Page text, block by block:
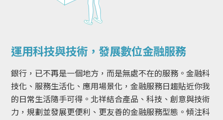
運用科技與技術，發展數位金融服務
銀行，已不再是一個地方，而是無處不在的服務。金融科
技化、服務生活化、應用場景化，金融服務日趨貼近你我
的日常生活隨手可得。北祥結合產品、科技、創意與技術
力，規劃並發展更便利、更友善的金融服務型態。傾注科